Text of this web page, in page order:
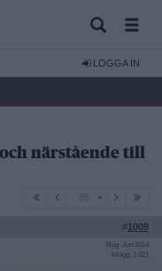
LOGGA IN
närstående till
85
#1009
Reg: Jun 2014
Inlägg: 1 621